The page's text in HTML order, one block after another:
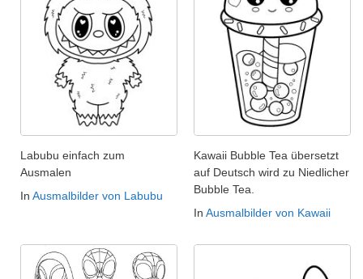
Labubu einfach zum
Ausmalen
In Ausmalbilder von Labubu
Kawaii Bubble Tea übersetzt
auf Deutsch wird zu Niedlicher
Bubble Tea.
In Ausmalbilder von Kawaii